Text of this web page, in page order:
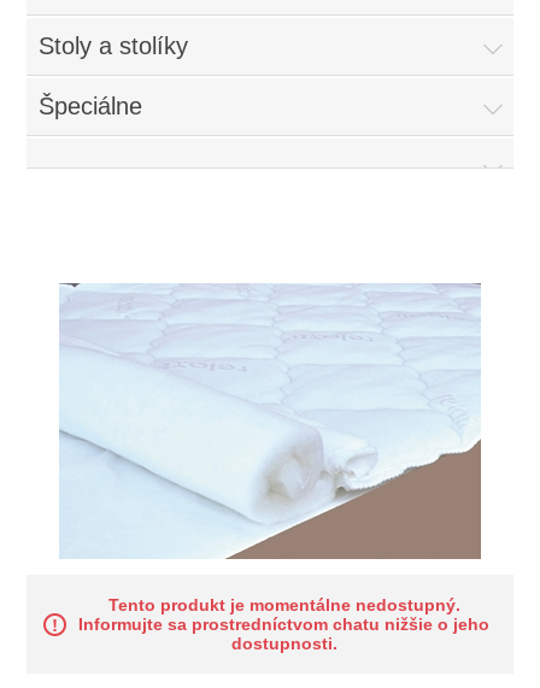
Stoly a stolíky
Špeciálne
Tento produkt je momentálne nedostupný.
Informujte sa prostredníctvom chatu nižšie o jeho
dostupnosti.